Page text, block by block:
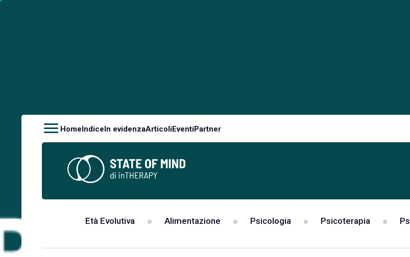
HomeIndiceIn evidenzaArticoliEventiPartner
Età Evolutiva Alimentazione Psicologia Psicoterapia